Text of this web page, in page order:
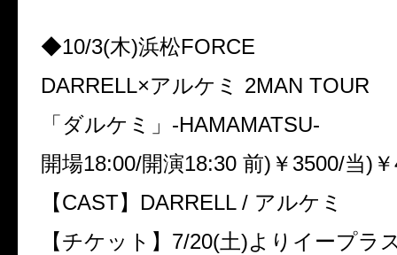
◆10/3(木)浜松FORCE
DARRELL×アルケミ 2MAN TOUR
「ダルケミ」-HAMAMATSU-
開場18:00/開演18:30 前)￥3500/当)
【CAST】DARRELL / アルケミ
【チケット】7/20(土)よりイープラ